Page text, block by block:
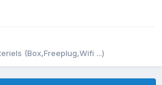
(Box,Freeplug,Wifi ...)